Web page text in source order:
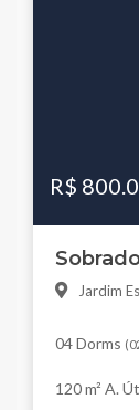
R$
Jardim
04 Dorms (
120 m² A.